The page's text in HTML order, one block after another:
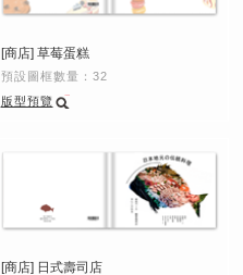
[商店] 草莓蛋糕
預設圖框數量：32
版型預覽
[商店] 日式壽司店